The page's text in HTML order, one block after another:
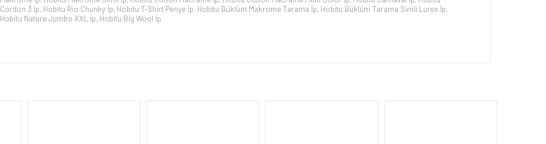
Cordon 3 İp, Hobitu Rio Chunky İp, Hobitu T-Shirt Penye İp, Hobitu Büklüm Makrome Tarama İp, Hobitu Büklüm Tarama Simli Lurex İp,
Hobitu Nature Jumbo XXL İp, Hobitu Big Wool İp